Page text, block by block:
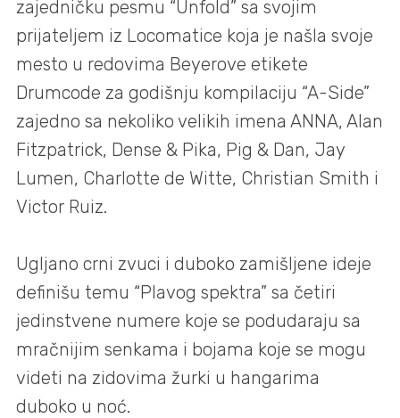
zajedničku pesmu “Unfold” sa svojim
prijateljem iz Locomatice koja je našla svoje
mesto u redovima Beyerove etikete
Drumcode za godišnju kompilaciju “A-Side”
zajedno sa nekoliko velikih imena ANNA, Alan
Fitzpatrick, Dense & Pika, Pig & Dan, Jay
Lumen, Charlotte de Witte, Christian Smith i
Victor Ruiz.
Ugljano crni zvuci i duboko zamišljene ideje
definišu temu “Plavog spektra” sa četiri
jedinstvene numere koje se podudaraju sa
mračnijim senkama i bojama koje se mogu
videti na zidovima žurki u hangarima
duboko u noć.